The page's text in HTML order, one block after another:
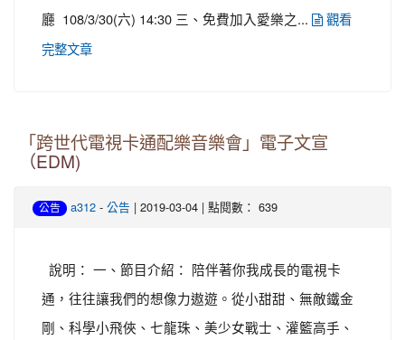
廳 108/3/30(六) 14:30 三、免費加入愛樂之...
觀看
完整文章
「跨世代電視卡通配樂音樂會」電子文宣
（EDM)
公告 a312 - 公告 | 2019-03-04 | 點閱數： 639
說明： 一、節目介紹： 陪伴著你我成長的電視卡
通，往往讓我們的想像力遨遊。從小甜甜、無敵鐵金
剛、科學小飛俠、七龍珠、美少女戰士、灌籃高手、